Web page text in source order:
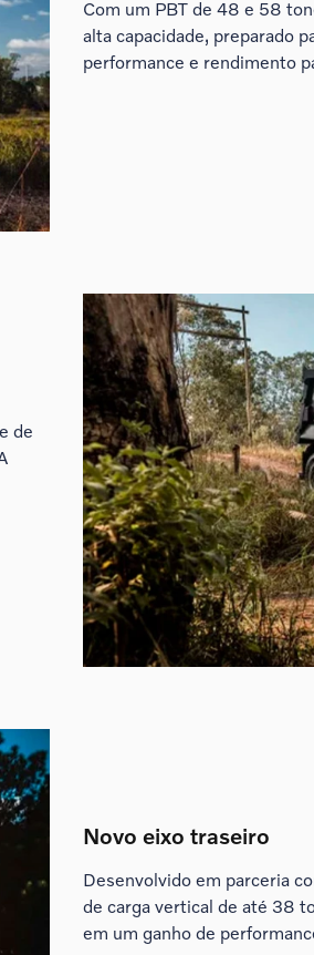
Com um PBT de 48 e 58
alta capacidade, preparado
performance e rendimento
de
Novo eixo traseiro
Desenvolvido em parceria
de carga vertical de até 38
em um ganho de